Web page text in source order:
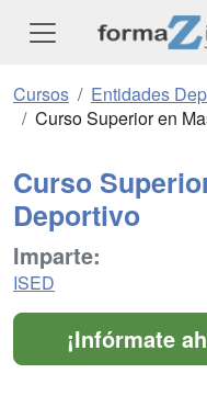
Cursos
Entidades
Curso Superior en
Curso
Deportivo
Imparte:
ISED
¡Infórmate